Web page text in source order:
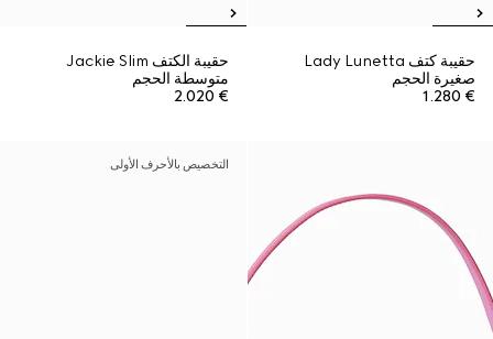
حقيبة كتف Lady Lunetta
صغيرة الحجم
€ 1.280
حقيبة الكتف Jackie Slim
متوسطة الحجم
€ 2.020
التخصيص بالأحرف الأولى